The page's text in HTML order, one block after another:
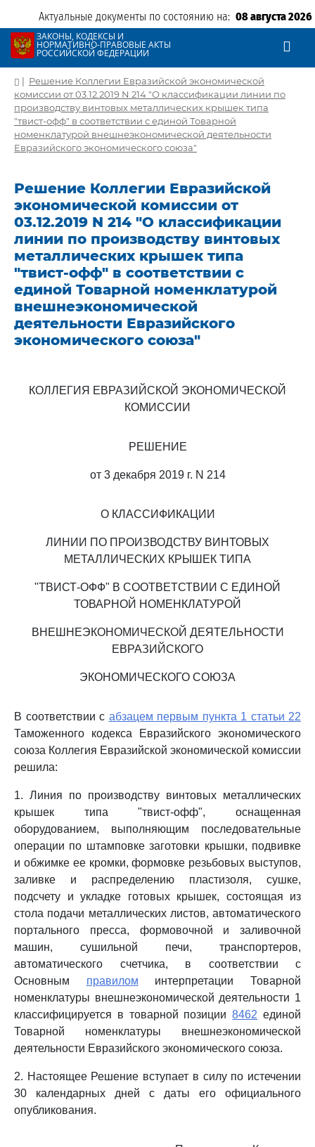
Актуальные документы по состоянию на: 08 августа 2026
ЗАКОНЫ, КОДЕКСЫ И
НОРМАТИВНО-ПРАВОВЫЕ АКТЫ
РОССИЙСКОЙ ФЕДЕРАЦИИ
| Решение Коллегии Евразийской экономической
комиссии от 03.12.2019 N 214 "О классификации линии по
производству винтовых металлических крышек типа
"твист-офф" в соответствии с единой Товарной
номенклатурой внешнеэкономической деятельности
Евразийского экономического союза"
Решение Коллегии Евразийской
экономической комиссии от
03.12.2019 N 214 "О классификации
линии по производству винтовых
металлических крышек типа
"твист-офф" в соответствии с
единой Товарной номенклатурой
внешнеэкономической
деятельности Евразийского
экономического союза"
КОЛЛЕГИЯ ЕВРАЗИЙСКОЙ ЭКОНОМИЧЕСКОЙ
КОМИССИИ
РЕШЕНИЕ
от 3 декабря 2019 г. N 214
О КЛАССИФИКАЦИИ
ЛИНИИ ПО ПРОИЗВОДСТВУ ВИНТОВЫХ
МЕТАЛЛИЧЕСКИХ КРЫШЕК ТИПА
"ТВИСТ-ОФФ" В СООТВЕТСТВИИ С ЕДИНОЙ
ТОВАРНОЙ НОМЕНКЛАТУРОЙ
ВНЕШНЕЭКОНОМИЧЕСКОЙ ДЕЯТЕЛЬНОСТИ
ЕВРАЗИЙСКОГО
ЭКОНОМИЧЕСКОГО СОЮЗА
В соответствии с абзацем первым пункта 1 статьи 22
Таможенного кодекса Евразийского экономического
союза Коллегия Евразийской экономической комиссии
решила:
1. Линия по производству винтовых металлических
крышек типа "твист-офф", оснащенная
оборудованием, выполняющим последовательные
операции по штамповке заготовки крышки, подвивке
и обжимке ее кромки, формовке резьбовых выступов,
заливке и распределению пластизоля, сушке,
подсчету и укладке готовых крышек, состоящая из
стола подачи металлических листов, автоматического
портального пресса, формовочной и заливочной
машин, сушильной печи, транспортеров,
автоматического счетчика, в соответствии с
Основным правилом интерпретации Товарной
номенклатуры внешнеэкономической деятельности 1
классифицируется в товарной позиции8462 единой
Товарной номенклатуры внешнеэкономической
деятельности Евразийского экономического союза.
2. Настоящее Решение вступает в силу по истечении
30 календарных дней с даты его официального
опубликования.